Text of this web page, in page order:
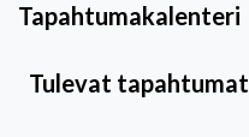
Tapahtumakalenteri
Tulevat tapahtumat